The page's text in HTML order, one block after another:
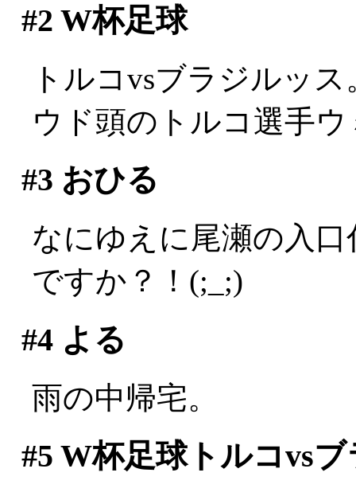
#2 W杯足球
トルコvsブラジルッス
ウド頭のトルコ選手
#3 おひる
なにゆえに尾瀬の入
ですか？！(;_;)
#4よる
雨の中帰宅。
#5 W杯足球トルコvs